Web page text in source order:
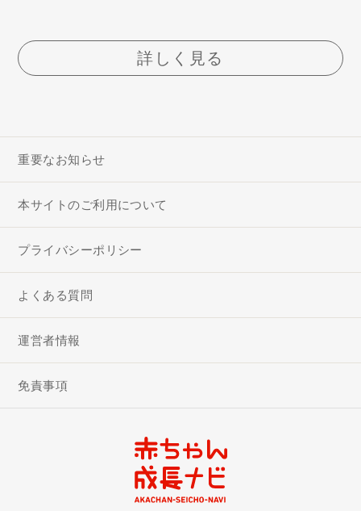
詳しく見る
重要なお知らせ
本サイトのご利用について
プライバシーポリシー
よくある質問
運営者情報
免責事項